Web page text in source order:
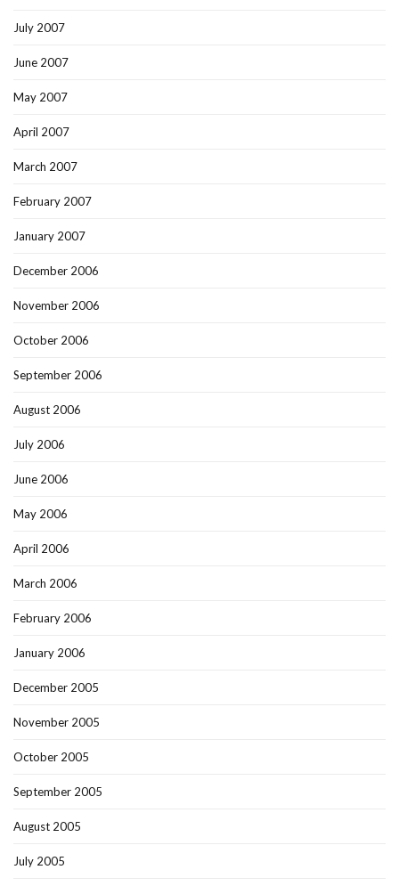
July 2007
June 2007
May 2007
April 2007
March 2007
February 2007
January 2007
December 2006
November 2006
October 2006
September 2006
August 2006
July 2006
June 2006
May 2006
April 2006
March 2006
February 2006
January 2006
December 2005
November 2005
October 2005
September 2005
August 2005
July 2005